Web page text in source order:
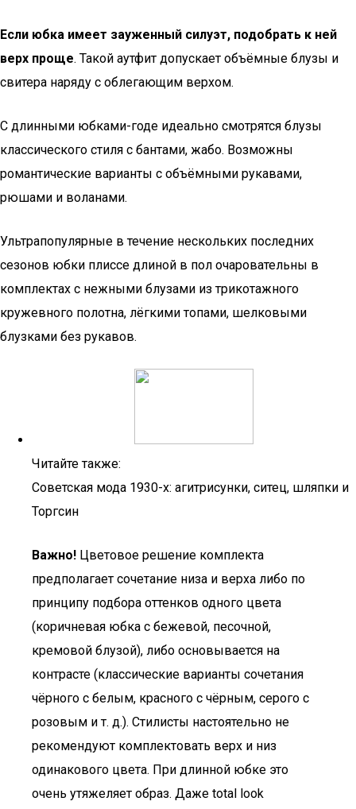
Если юбка имеет зауженный силуэт, подобрать к ней
верх проще. Такой аутфит допускает объёмные блузы и
свитера наряду с облегающим верхом.
С длинными юбками-годе идеально смотрятся блузы
классического стиля с бантами, жабо. Возможны
романтические варианты с объёмными рукавами,
рюшами и воланами.
Ультрапопулярные в течение нескольких последних
сезонов юбки плиссе длиной в пол очаровательны в
комплектах с нежными блузами из трикотажного
кружевного полотна, лёгкими топами, шелковыми
блузками без рукавов.
Читайте также:
Советская мода 1930-х: агитрисунки, ситец, шляпки и
Торгсин
Важно! Цветовое решение комплекта
предполагает сочетание низа и верха либо по
принципу подбора оттенков одного цвета
(коричневая юбка с бежевой, песочной,
кремовой блузой), либо основывается на
контрасте (классические варианты сочетания
чёрного с белым, красного с чёрным, серого с
розовым и т. д.). Стилисты настоятельно не
рекомендуют комплектовать верх и низ
одинакового цвета. При длинной юбке это
очень утяжеляет образ. Даже total look